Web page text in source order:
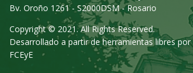
Bv. Oroño 1261 - S2000DSM - Rosario
Copyright © 2021. All Rights Reserved.
Desarrollado a partir de herramientas libres
FCEyE